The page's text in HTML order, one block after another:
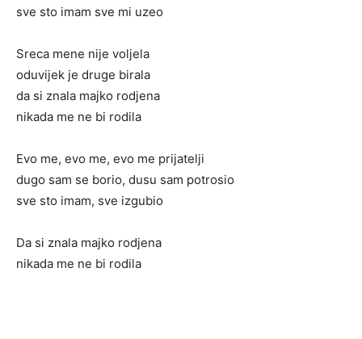
sve sto imam sve mi uzeo
Sreca mene nije voljela
oduvijek je druge birala
da si znala majko rodjena
nikada me ne bi rodila
Evo me, evo me, evo me prijatelji
dugo sam se borio, dusu sam potrosio
sve sto imam, sve izgubio
Da si znala majko rodjena
nikada me ne bi rodila